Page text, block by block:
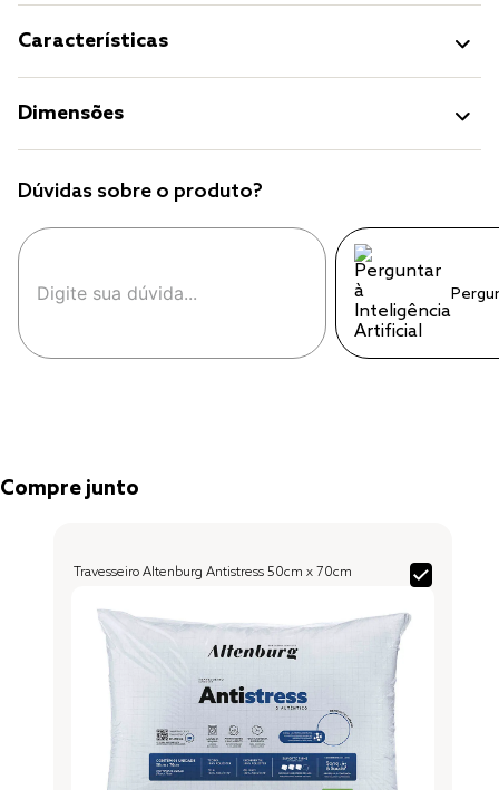
Características
Dimensões
Dúvidas sobre o produto?
Compre junto
Travesseiro Altenburg Antistress 50cm x 70cm